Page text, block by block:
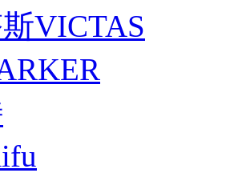
VICTAS